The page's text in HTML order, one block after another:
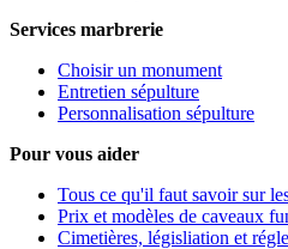
Services marbrerie
Choisir un monument
Entretien sépulture
Personnalisation sépulture
Pour vous aider
Tous ce qu'il faut savoir sur
Prix et modèles de caveaux
Cimetières, législiation et